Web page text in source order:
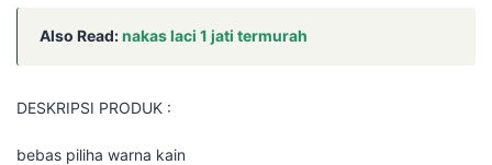
Also Read:nakas laci 1 jati termurah
DESKRIPSI PRODUK :
bebas piliha warna kain